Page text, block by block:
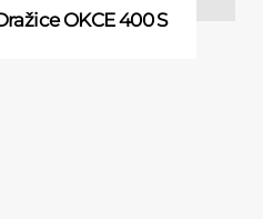
OKCE 400 S